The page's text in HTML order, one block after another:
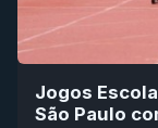
Jogos
São Paulo